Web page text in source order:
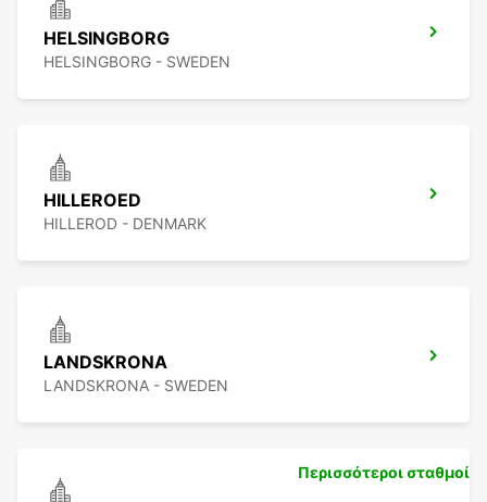
HELSINGBORG
HELSINGBORG - SWEDEN
HILLEROED
HILLEROD - DENMARK
LANDSKRONA
LANDSKRONA - SWEDEN
Περισσότεροι σταθμοί